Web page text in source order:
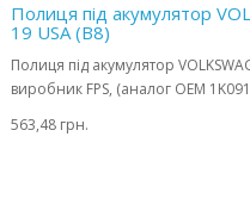
Полиця під акумулятор
19 USA (B8)
Полиця під акумулятор
виробник FPS, (аналог OEM
563,48 грн.